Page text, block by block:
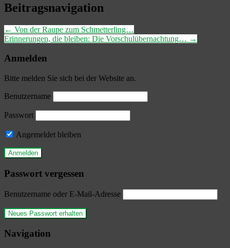
Beitragsnavigation
← Von der Raupe zum Schmetterling…
Erinnerungen, die bleiben: Die Vorschulübernachtung… →
Anmelden
Bitte melden Sie sich bei der Website an.
Benutzername
Passwort
Angemeldet bleiben
Passwort vergessen
Benutzername oder E-Mail-Adresse
Navigation